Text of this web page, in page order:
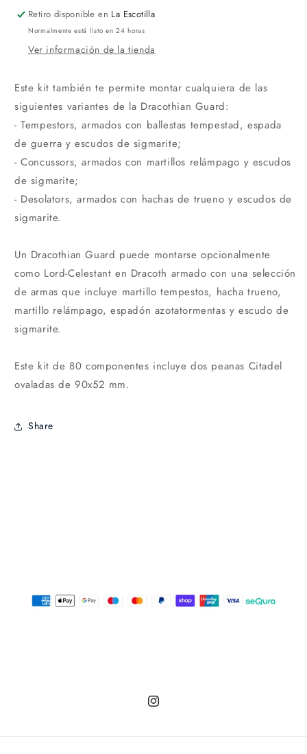
Retiro disponible en La Escotilla
Normalmente está listo en 24 horas
Ver información de la tienda
Este kit también te permite montar cualquiera de las
siguientes variantes de la Dracothian Guard:
- Tempestors, armados con ballestas tempestad, espada
de guerra y escudos de sigmarite;
- Concussors, armados con martillos relámpago y escudos
de sigmarite;
- Desolators, armados con hachas de trueno y escudos de
sigmarite.
Un Dracothian Guard puede montarse opcionalmente
como Lord-Celestant en Dracoth armado con una selección
de armas que incluye martillo tempestos, hacha trueno,
martillo relámpago, espadón azotatormentas y escudo de
sigmarite.
Este kit de 80 componentes incluye dos peanas Citadel
ovaladas de 90x52 mm.
Share
Instagram